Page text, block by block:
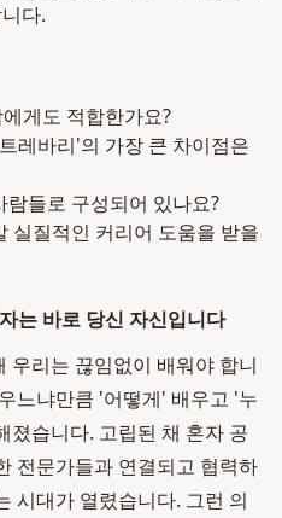
다.
게도 적합한가요?
레바리'의 가장 큰 차이점은
들로 구성되어 있나요?
실질적인 커리어 도움을 받을
는 바로 당신 자신입니다
우리는 끊임없이 배워야 합니
느냐만큼 '어떻게' 배우고 '누
졌습니다. 고립된 채 혼자 공
전문가들과 연결되고 협력하
시대가 열렸습니다. 그런 의